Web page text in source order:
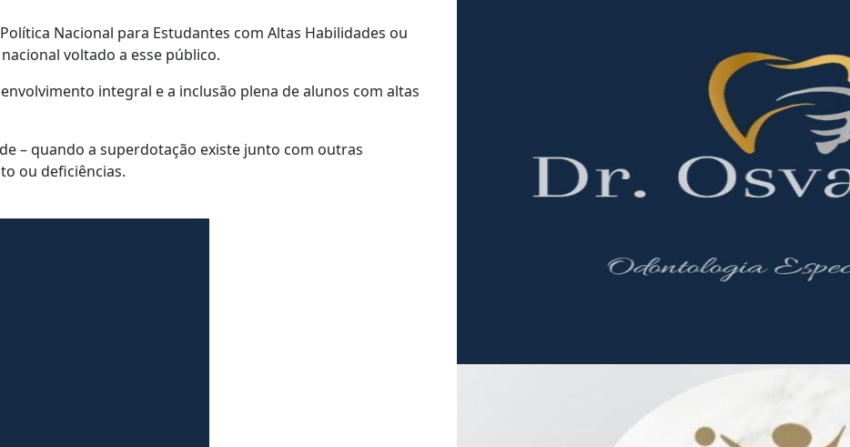
Nacional para Estudantes com Altas Habilidades ou
voltado a esse público.
integral e a inclusão plena de alunos com altas
– quando a superdotação existe junto com outras
ou deficiências.